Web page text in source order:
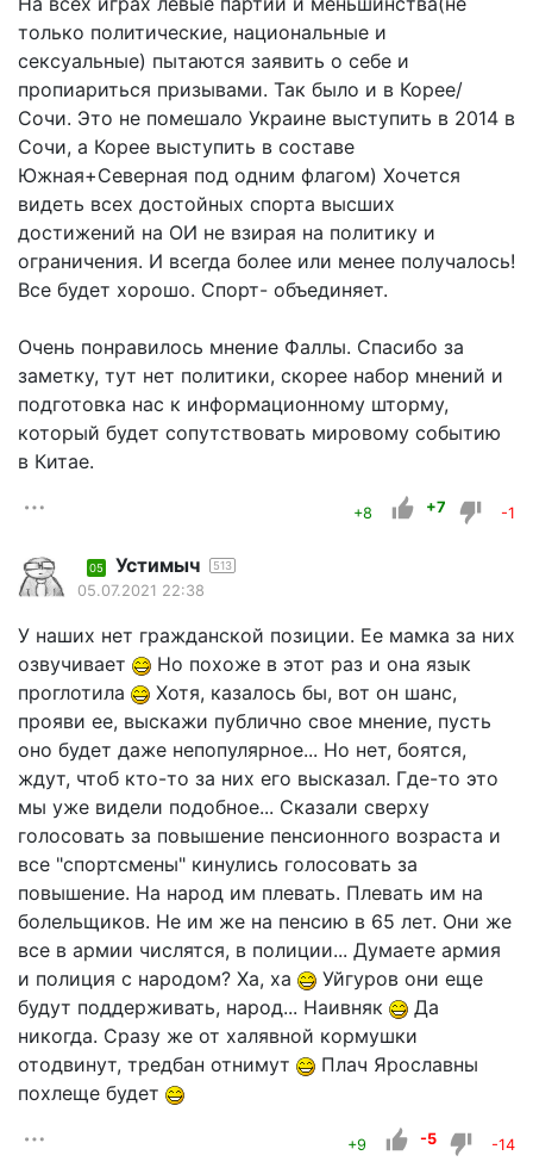
только политические, национальные и
сексуальные) пытаются заявить о себе и
пропиариться призывами. Так было и в Корее/
Сочи. Это не помешало Украине выступить в 2014 в
Сочи, а Корее выступить в составе
Южная+Северная под одним флагом) Хочется
видеть всех достойных спорта высших
достижений на ОИ не взирая на политику и
ограничения. И всегда более или менее получалось!
Все будет хорошо. Спорт- объединяет.
Очень понравилось мнение Фаллы. Спасибо за
заметку, тут нет политики, скорее набор мнений и
подготовка нас к информационному шторму,
который будет сопутствовать мировому событию
в Китае.
+8 +7 -1
05 Устимыч 513
05.07.2021 22:38
У наших нет гражданской позиции. Ее мамка за них
озвучивает
Но похоже в этот раз и она язык
проглотила
Хотя, казалось бы, вот он шанс,
прояви ее, выскажи публично свое мнение, пусть
оно будет даже непопулярное... Но нет, боятся,
ждут, чтоб кто-то за них его высказал. Где-то это
мы уже видели подобное... Сказали сверху
голосовать за повышение пенсионного возраста и
все "спортсмены" кинулись голосовать за
повышение. На народ им плевать. Плевать им на
болельщиков. Не им же на пенсию в 65 лет. Они же
все в армии числятся, в полиции... Думаете армия
и полиция с народом? Ха, ха
Уйгуров они еще
будут поддерживать, народ... Наивняк
Да
никогда. Сразу же от халявной кормушки
отодвинут, тредбан отнимут
Плач Ярославны
похлеще будет
+9 -5 -14